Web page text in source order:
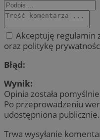
Akceptuję regulamin
oraz politykę
Błąd:
Wynik:
Opinia została
Po przeprowadzeniu
udostępniona publicznie.
Trwa wysyłanie